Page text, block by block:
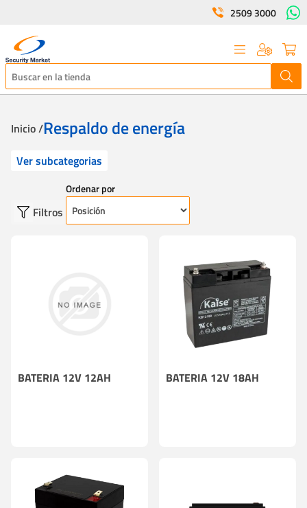
2509 3000
Inicio /Respaldo de energía
Ver subcategorias
Filtros
Ordenar por
BATERIA 12V 12AH BATERIA 12V 18AH